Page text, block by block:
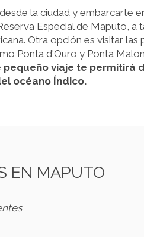
la ciudad y embarcarte
Especial de Maputo, a
Otra opción es visitar las
Ponta d'Ouro y Ponta
pequeño viaje te
océano Índico.
EN MAPUTO